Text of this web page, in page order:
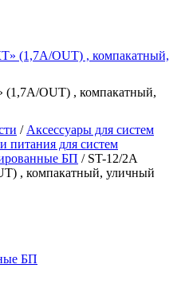
OUT) , компакатный,
/ Аксессуары для систем
питания для систем
БП / ST-12/2А
, компакатный, уличный
БП